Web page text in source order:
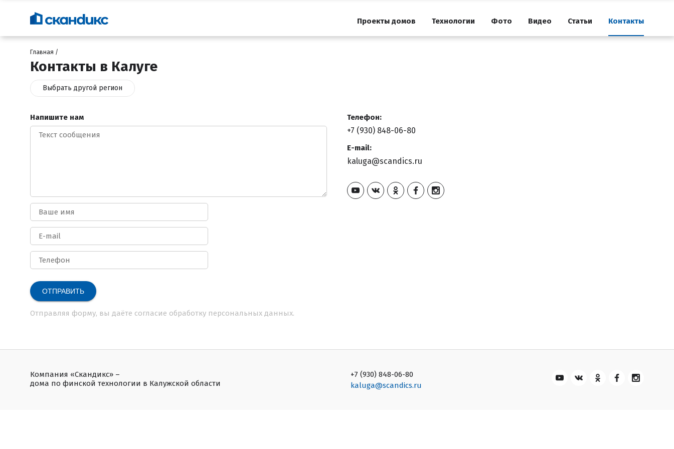
Проекты домов Технологии Фото Видео Статьи Контакты
Главная
Контакты в Калуге
Выбрать другой регион
Напишите нам
ОТПРАВИТЬ
Отправляя форму, вы даёте согласие обработку персональных данных.
Телефон:
+7 (930) 848-06-80
E-mail:
kaluga@scandics.ru
Компания «Скандикс» –
дома по финской технологии в Калужской области
+7 (930) 848-06-80
kaluga@scandics.ru